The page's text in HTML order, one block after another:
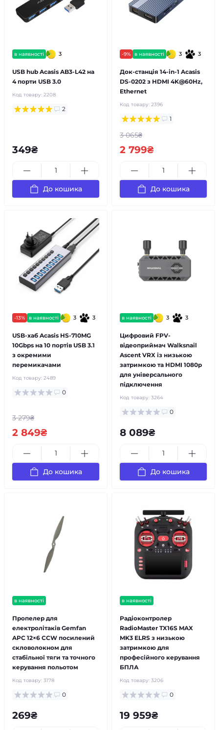
в наявності 3
USB hub Acasis AB3-L42 на
4 порти USB 3.0
Код товару: 2208
2
349₴
До кошика
-9% в наявності 3 3
Док-станція 14-in-1 Acasis
DS-0202 з HDMI 4K@60Hz,
Ethernet
Код товару: 2396
1
3 065₴
2 799₴
До кошика
-13% в наявності 3 3
USB-хаб Acasis HS-710MG
10Gbps на 10 портів USB 3.1
з окремими
перемикачами
Код товару: 2489
0
3 279₴
2 849₴
До кошика
в наявності 3 3
Цифровий FPV-
відеоприймач Walksnail
Ascent VRX із низькою
затримкою та HDMI 1080p
для універсального
підключення
Код товару: 3264
0
8 089₴
До кошика
в наявності
Пропелер для
електролітаків Gemfan
APC 12×6 CCW посилений
скловолокном для
стабільної тяги та точного
керування польотом
Код товару: 3178
0
269₴
в наявності
Радіоконтролер
RadioMaster TX16S MAX
MK3 ELRS з низькою
затримкою для
професійного керування
БПЛА
Код товару: 3206
0
19 959₴